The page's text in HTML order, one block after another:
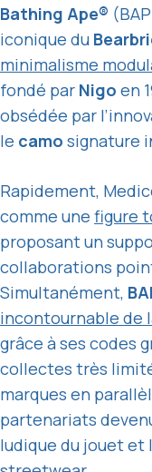
Bathing Ape®
iconique du
minimalisme
fondé par Nigo en
obsédée par
le camo signature
Rapidement,
comme une figure
proposant un
collaborations
Simultanément,
incontournable de
grâce à ses codes
collectes très
marques en
partenariats
ludique du jouet et